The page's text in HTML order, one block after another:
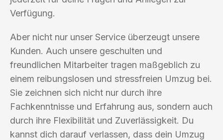
Verfügung.
Aber nicht nur unser Service überzeugt unsere
Kunden. Auch unsere geschulten und
freundlichen Mitarbeiter tragen maßgeblich zu
einem reibungslosen und stressfreien Umzug bei.
Sie zeichnen sich nicht nur durch ihre
Fachkenntnisse und Erfahrung aus, sondern auch
durch ihre Flexibilität und Zuverlässigkeit. Du
kannst dich darauf verlassen, dass dein Umzug